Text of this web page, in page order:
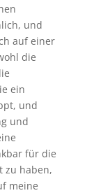
und
auf einer
die
ein
und
und
für die
zu haben,
meine